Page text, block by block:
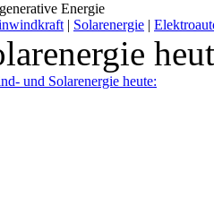
Energie
| Solarenergie |
und Solarenergie heute: